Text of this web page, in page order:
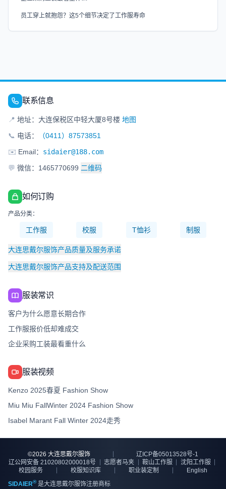
员工穿上就抱怨？这5个细节决定了工作服寿命
联系信息
📍 地址：大连保税区中轻大厦8号楼 地图
📞 电话：
（0411）87573851
✉️ Email： sidaier@188.com
💬 微信：1465770699 二维码
如何订购
产品分类：
工作服 校服 T恤衫 制服
大连思戴尔服饰产品质量及服务承诺
大连思戴尔服饰产品支持及配送范围
服装常识
客户为什么愿意长期合作
工作服报价低却难成交
企业采购工装最看重什么
服装视频
Kenzo 2025春夏 Fashion Show
Miu Miu FallWinter 2024 Fashion Show
Isabel Marant Fall Winter 2024走秀
©2026 大连思戴尔服饰
辽ICP备05013528号-1
辽公网安备 21020802000018号
志愿者马夹 鞍山工作服
沈阳工作服
校园服务
校服知识库 职业装定制
English
SIDAIER®是大连思戴尔服饰注册商标